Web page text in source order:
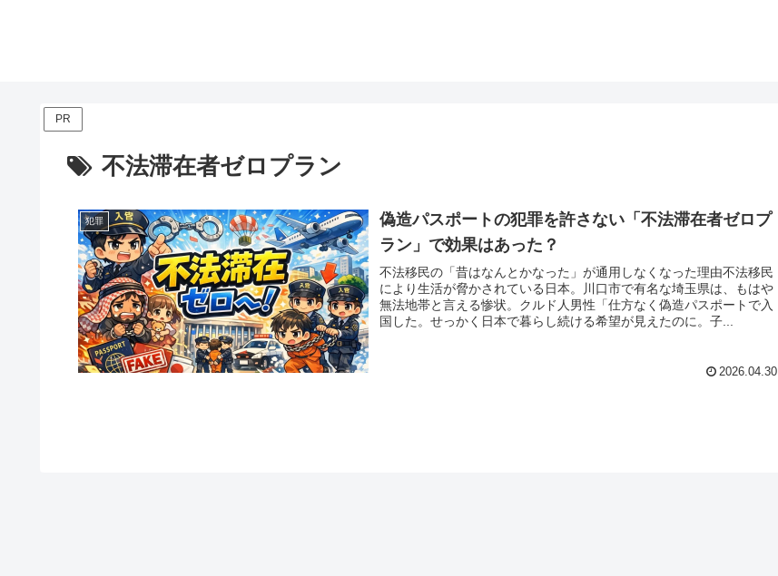
PR
不法滞在者ゼロプラン
犯罪
偽造パスポートの犯罪を許さない「不法滞在者ゼロプ
ラン」で効果はあった？
不法移民の「昔はなんとかなった」が通用しなくなった理由不法移民
により生活が脅かされている日本。川口市で有名な埼玉県は、もはや
無法地帯と言える惨状。クルド人男性「仕方なく偽造パスポートで入
国した。せっかく日本で暮らし続ける希望が見えたのに。子...
2026.04.30